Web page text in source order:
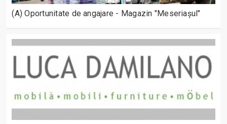
(A) Oportunitate de angajare - Magazin "Meseriașul"